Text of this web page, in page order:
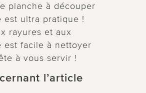
planche à découper
est ultra pratique !
rayures et aux
est facile à nettoyer
à vous servir !
l’article